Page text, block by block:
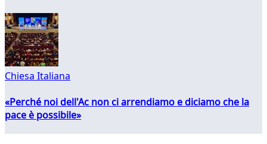
Chiesa Italiana
«Perché noi dell'Ac non ci arrendiamo e diciamo che la
pace è possibile»